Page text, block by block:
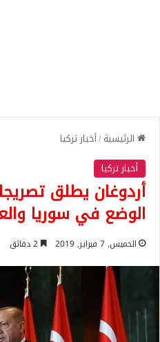
الرئيسية/أخبار تركيا
أخبار تركيا
أردوغان يطلق
الوضع في سوريا
الخميس, 7 فبراير, 2019